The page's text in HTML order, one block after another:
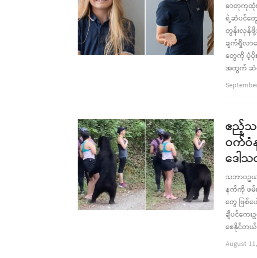
ဓာတုကုထုံ
ရဲ့ဆံပင်တွ
တွန်းလှန်
ချက်ရှိလ
တွေကို ပံ့ပို
အတွက် ဆံပ
ဧည့်သ
ဝက်ဝံ
ဒေါ
သဘာဝဥယ
နက်ကို ဖမ်
တွေ ဖြစ်ပ
ချီပင်က
စေနိုင်တ
August